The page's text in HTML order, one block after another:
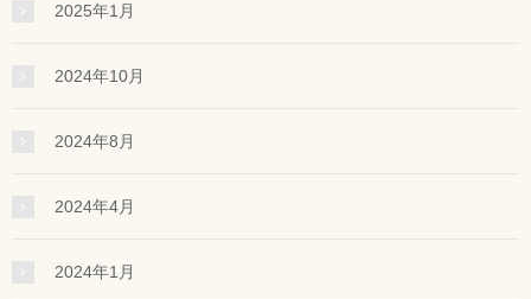
2025年1月
2024年10月
2024年8月
2024年4月
2024年1月